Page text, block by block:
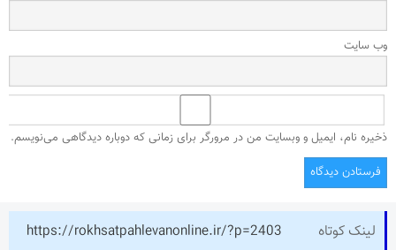
وب‌ سایت
ذخیره نام، ایمیل و وبسایت من در مرورگر برای زمانی که دوباره دیدگاهی می‌نویسم.
لینک کوتاه https://rokhsatpahlevanonline.ir/?p=2403